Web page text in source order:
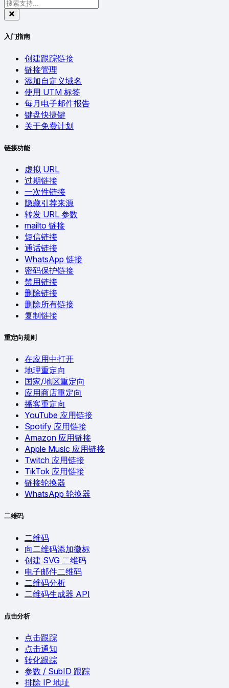
入门指南
创建跟踪链接
链接管理
添加自定义域名
使用 UTM 标签
每月电子邮件报告
键盘快捷键
关于免费计划
链接功能
虚拟 URL
过期链接
一次性链接
隐藏引荐来源
转发 URL 参数
mailto 链接
短信链接
通话链接
WhatsApp 链接
密码保护链接
禁用链接
删除链接
删除所有链接
复制链接
重定向规则
在应用中打开
地理重定向
国家/地区重定向
应用商店重定向
播客重定向
YouTube 应用链接
Spotify 应用链接
Amazon 应用链接
Apple Music 应用链接
Twitch 应用链接
TikTok 应用链接
链接轮换器
WhatsApp 轮换器
二维码
二维码
向二维码添加徽标
创建 SVG 二维码
电子邮件二维码
二维码分析
二维码生成器 API
点击分析
点击跟踪
点击通知
转化跟踪
参数 / SubID 跟踪
排除 IP 地址